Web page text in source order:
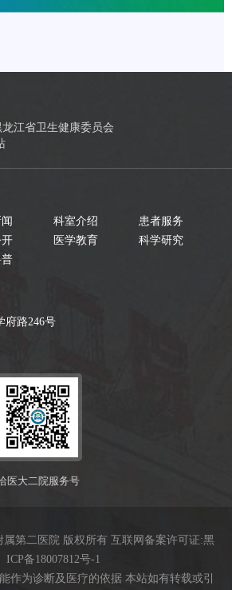
龙江省卫生健康委员会
科室介绍
患者服务
医学教育
科学研究
普
府路246号
医大二院服务号
属第二医院 版权所有 互联网备案许可证:黑
ICP备18007812号-1
作为诊断及医疗的依据 本站如有转载或引